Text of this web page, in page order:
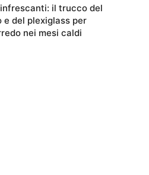
il trucco del
del plexiglass per
nei mesi caldi